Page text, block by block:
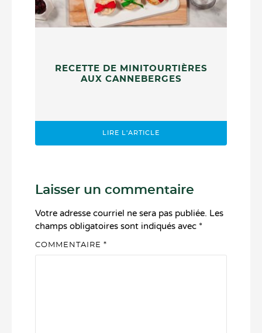
RECETTE DE MINITOURTIÈRES
AUX CANNEBERGES
LIRE L'ARTICLE
Laisser un commentaire
Votre adresse courriel ne sera pas publiée. Les
champs obligatoires sont indiqués avec *
COMMENTAIRE *